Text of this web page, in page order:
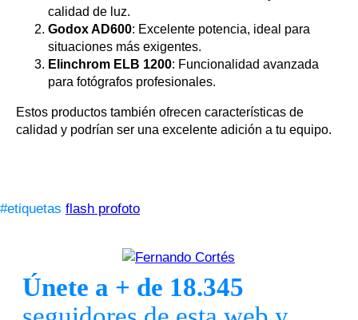
calidad de luz.
Godox AD600: Excelente potencia, ideal para
situaciones más exigentes.
Elinchrom ELB 1200: Funcionalidad avanzada
para fotógrafos profesionales.
Estos productos también ofrecen características de
calidad y podrían ser una excelente adición a tu equipo.
#etiquetas flash profoto
Únete a + de 18.345